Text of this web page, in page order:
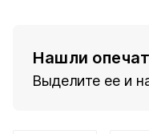
Нашли
Выделите ее и